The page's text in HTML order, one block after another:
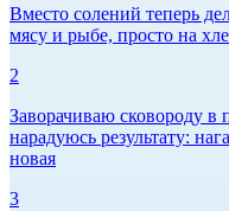
Вместо солений теперь
мясу и рыбе, просто на
2
Заворачиваю сковороду в
нарадуюсь результату:
новая
3